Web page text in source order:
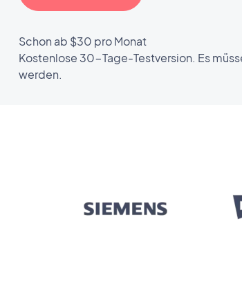
Schon ab $30 pro Monat
Kostenlose 30-Tage-Testversion. Es
werden.